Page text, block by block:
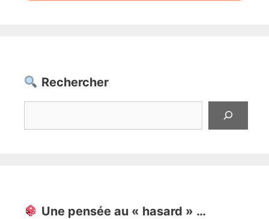
Rechercher
Une pensée au « hasard » …